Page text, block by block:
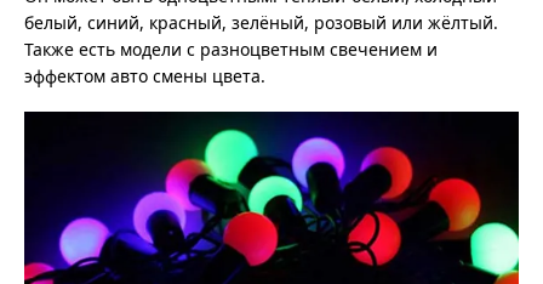
белый, синий, красный, зелёный, розовый или жёлтый.
Также есть модели с разноцветным свечением и
эффектом авто смены цвета.